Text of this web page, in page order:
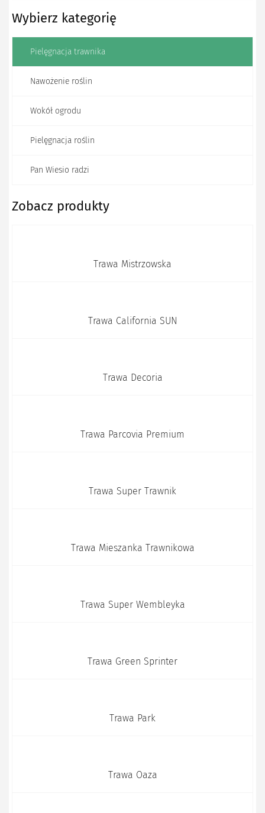
Wybierz kategorię
Pielęgnacja trawnika
Nawożenie roślin
Wokół ogrodu
Pielęgnacja roślin
Pan Wiesio radzi
Zobacz produkty
Trawa Mistrzowska
Trawa California SUN
Trawa Decoria
Trawa Parcovia Premium
Trawa Super Trawnik
Trawa Mieszanka Trawnikowa
Trawa Super Wembleyka
Trawa Green Sprinter
Trawa Park
Trawa Oaza